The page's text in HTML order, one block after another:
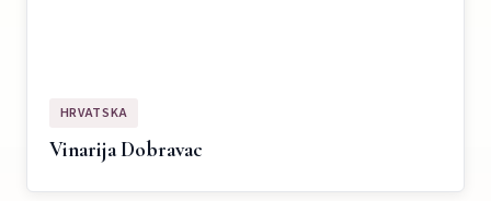
HRVATSKA
Vinarija Dobravac